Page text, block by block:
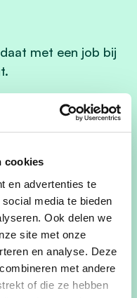
cookies
en advertenties te
media te bieden
Ook delen we
site met onze
en analyse. Deze
met andere
of die ze hebben
met een job bij
was om 7.30
naar het werk.
Gilis bleef hem
zeg dan dat je
meestal.
mensen milder.”